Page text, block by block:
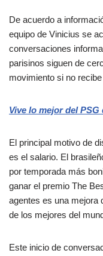
De acuerdo a
equipo de Vinicius se
conversaciones
parisinos siguen de
movimiento si no
Vive lo mejor del
El principal motivo de
es el salario. El
por temporada más
ganar el premio The
agentes es una mejora
de los mejores del
Este inicio de